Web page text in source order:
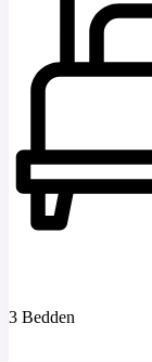
3 Bedden